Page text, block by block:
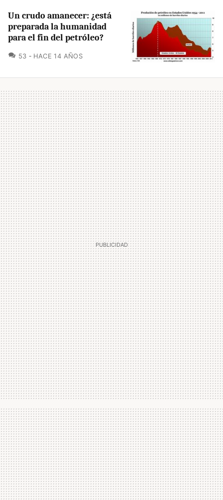
Un crudo amanecer: ¿está
preparada la humanidad
para el fin del petróleo?
53 COMENTARIOS
HACE 14 AÑOS